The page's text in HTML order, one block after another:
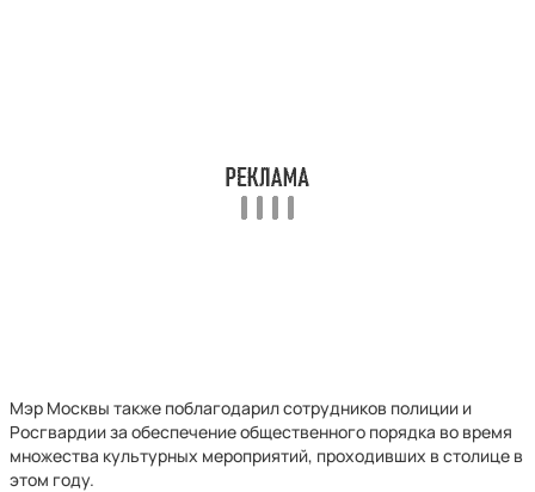
Мэр Москвы также поблагодарил сотрудников полиции и
Росгвардии за обеспечение общественного порядка во время
множества культурных мероприятий, проходивших в столице в
этом году.